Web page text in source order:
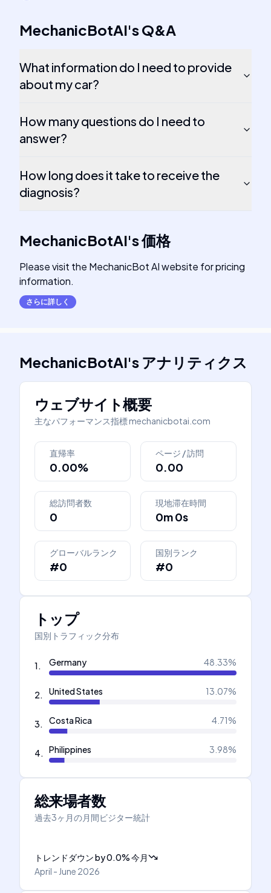
MechanicBotAI'sQ&A
What information do I need to provide
about my car?
How many questions do I need to
answer?
How long does it take to receive the
diagnosis?
MechanicBotAI's価格
Please visit the MechanicBot AI website for pricing
information.
さらに詳しく
MechanicBotAI's アナリティクス
ウェブサイト概要
主なパフォーマンス指標mechanicbotai.com
直帰率
0.00%
ページ / 訪問
0.00
総訪問者数
0
現地滞在時間
0m 0s
グローバルランク
#0
国別ランク
#0
トップ
国別トラフィック分布
1. Germany 48.33%
2. United States 13.07%
3. Costa Rica 4.71%
4. Philippines 3.98%
総来場者数
過去3ヶ月の月間ビジター統計
トレンドダウンby0.0%今月
April - June 2026